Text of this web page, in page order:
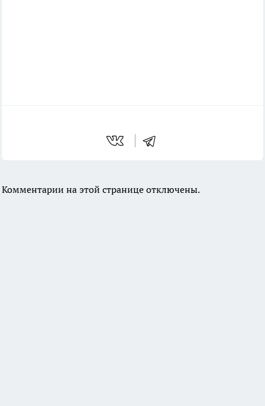
Комментарии на этой странице отключены.